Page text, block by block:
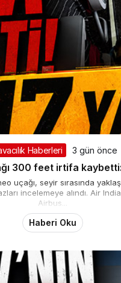
Haberleri 3 gün önce
300 feet irtifa kaybetti:
uçağı, seyir sırasında
incelemeye alındı. Air
Airbus...
Haberi Oku